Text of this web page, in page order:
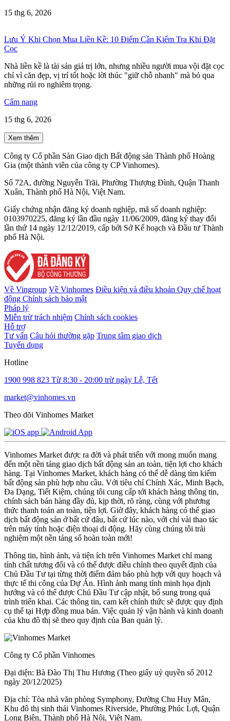
15 thg 6, 2026
Lưu Ý Khi Chọn Mua Liền Kề: 10 Điểm Cần Kiểm Tra Khi Đặt
Cọc
Nhà liền kề là tài sản giá trị lớn, nhưng nhiều người mua vội đặt cọc
chỉ vì căn đẹp, vị trí tốt hoặc lời thúc "giữ chỗ nhanh" mà bỏ qua
những rủi ro nghiêm trọng.
Cẩm nang
15 thg 6, 2026
Xem thêm
Công ty Cổ phần Sàn Giao dịch Bất động sản Thành phố Hoàng
Gia (một thành viên của công ty CP Vinhomes).
Số 72A, đường Nguyễn Trãi, Phường Thượng Đình, Quận Thanh
Xuân, Thành phố Hà Nội, Việt Nam.
Giấy chứng nhận đăng ký doanh nghiệp, mã số doanh nghiệp:
0103970225, đăng ký lần đầu ngày 11/06/2009, đăng ký thay đổi
lần thứ 14 ngày 12/12/2019, cấp bởi Sở Kế hoạch và Đầu tư Thành
phố Hà Nội.
Về Vingroup Về Vinhomes Điều kiện và điều khoản Quy chế hoạt
động Chính sách bảo mật
Pháp lý
Miễn trừ trách nhiệm Chính sách cookies
Hỗ trợ
Tư vấn Câu hỏi thường gặp Trung tâm giao dịch
Tuyển dụng
Hotline
1900 998 823 Từ 8:30 - 20:00 trừ ngày Lễ, Tết
market@vinhomes.vn
Theo dõi Vinhomes Market
Vinhomes Market được ra đời và phát triển với mong muốn mang
đến một nền tảng giao dịch bất động sản an toàn, tiện lợi cho khách
hàng. Tại Vinhomes Market, khách hàng có thể dễ dàng tìm kiếm
bất động sản phù hợp nhu cầu. Với tiêu chí Chính Xác, Minh Bạch,
Đa Dạng, Tiết Kiệm, chúng tôi cung cấp tới khách hàng thông tin,
chính sách bán hàng đầy đủ, kịp thời, rõ ràng, cùng với phương
thức thanh toán an toàn, tiện lợi. Giờ đây, khách hàng có thể giao
dịch bất động sản ở bất cứ đâu, bất cứ lúc nào, với chỉ vài thao tác
trên máy tính hoặc điện thoại di động. Hãy cùng chúng tôi trải
nghiệm một nền tảng số hoàn toàn mới!
Thông tin, hình ảnh, và tiện ích trên Vinhomes Market chỉ mang
tính chất tương đối và có thể được điều chỉnh theo quyết định của
Chủ Đầu Tư tại từng thời điểm đảm bảo phù hợp với quy hoạch và
thực tế thi công của Dự Án. Hình ảnh mang tính minh họa định
hướng và có thể được Chủ Đầu Tư cập nhật, bổ sung trong quá
trình triển khai. Các thông tin, cam kết chính thức sẽ được quy định
cụ thể tại Hợp đồng mua bán. Việc quản lý vận hành và kinh doanh
của khu đô thị sẽ theo quy định của Ban quản lý.
Công ty Cổ phần Vinhomes
Đại diện: Bà Đào Thị Thu Hương (Theo giấy uỷ quyền số 2012
ngày 20/12/2025)
Địa chỉ: Tòa nhà văn phòng Symphony, Đường Chu Huy Mân,
Khu đô thị sinh thái Vinhomes Riverside, Phường Phúc Lợi, Quận
Long Biên, Thành phố Hà Nội, Việt Nam.